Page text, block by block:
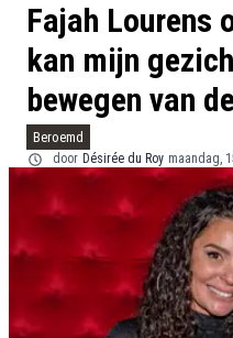
Fajah Lourens
kan mijn
bewegen van
Beroemd
door Désirée du Roy maandag,